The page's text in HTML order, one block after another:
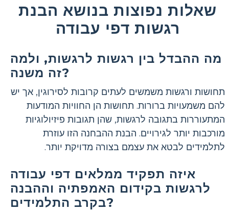
שאלות נפוצות בנושא הבנת
רגשות דפי עבודה
מה ההבדל בין רגשות לרגשות, ולמה
זה משנה?
תחושות ורגשות משמשים לעתים קרובות לסירוגין, אך יש
להם משמעויות ברורות. תחושות הן החוויות המודעות
המתעוררות בתגובה לרגשות, שהן תגובות פיזיולוגיות
מורכבות יותר לגירויים. הבנת ההבחנה הזו עוזרת
לתלמידים לבטא את עצמם בצורה מדויקת יותר.
איזה תפקיד ממלאים דפי עבודה
לרגשות בקידום האמפתיה וההבנה
בקרב התלמידים?